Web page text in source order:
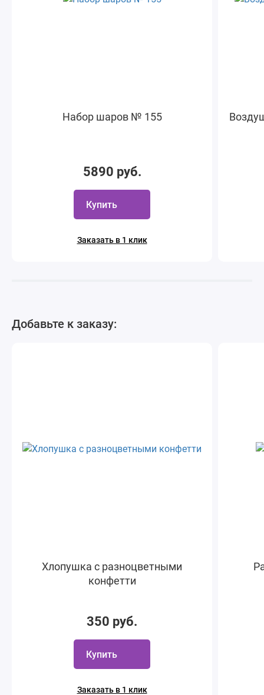
Набор шаров № 155
5890 руб.
Купить
Заказать в 1 клик
Добавьте к заказу:
Хлопушка с разноцветными
конфетти
350 руб.
Купить
Заказать в 1 клик